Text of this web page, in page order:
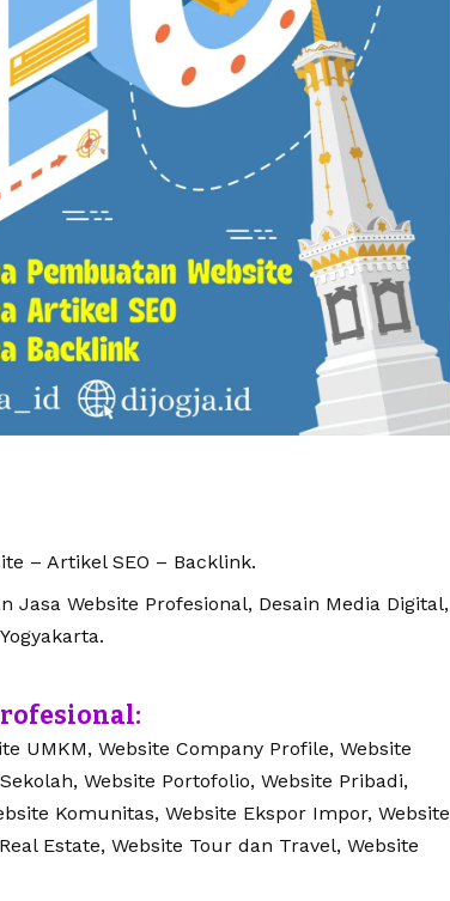
– Artikel SEO – Backlink.
Jasa Website Profesional, Desain Media Digital,
UMKM, Website Company Profile, Website
Website Portofolio, Website Pribadi,
Komunitas, Website Ekspor Impor, Website
Estate, Website Tour dan Travel, Website